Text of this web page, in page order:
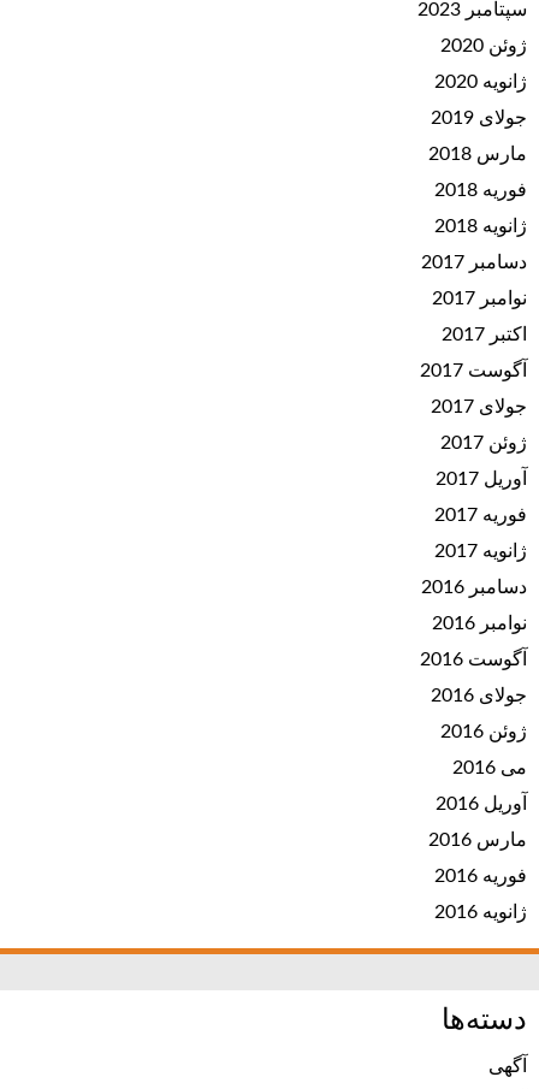
سپتامبر 2023
ژوئن 2020
ژانویه 2020
جولای 2019
مارس 2018
فوریه 2018
ژانویه 2018
دسامبر 2017
نوامبر 2017
اکتبر 2017
آگوست 2017
جولای 2017
ژوئن 2017
آوریل 2017
فوریه 2017
ژانویه 2017
دسامبر 2016
نوامبر 2016
آگوست 2016
جولای 2016
ژوئن 2016
می 2016
آوریل 2016
مارس 2016
فوریه 2016
ژانویه 2016
دسته‌ها
آگهی